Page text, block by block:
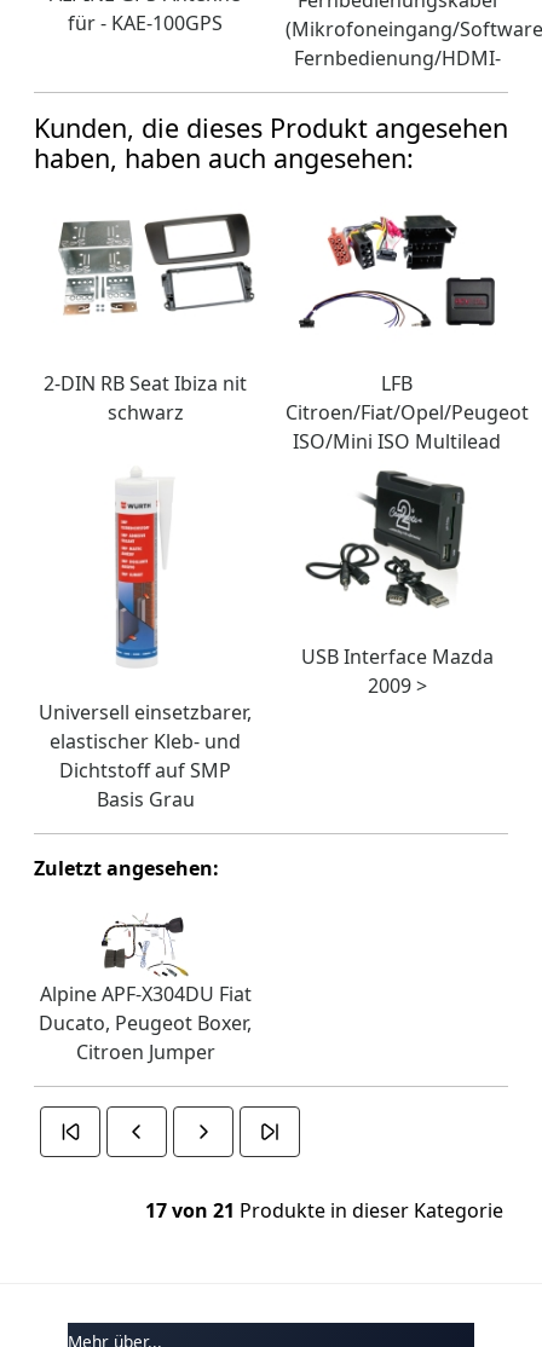
für - KAE-100GPS
(Mikrofoneingang/
Fernbedienung/HDMI-
Kunden, die dieses Produkt angesehen
haben, haben auch angesehen:
2-DIN RB Seat Ibiza nit
schwarz
LFB
Citroen/Fiat/Opel/Peugeot
ISO/Mini ISO Multilead
Universell einsetzbarer,
elastischer Kleb- und
Dichtstoff auf SMP
Basis Grau
USB Interface Mazda
2009 >
Zuletzt angesehen:
Alpine APF-X304DU Fiat
Ducato, Peugeot Boxer,
Citroen Jumper
17 von 21 Produkte in dieser Kategorie
Mehr über...